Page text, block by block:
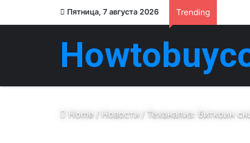
Пятница, 7 августа 2026 Trending
Home/Новости/ Теханализ: биткоин